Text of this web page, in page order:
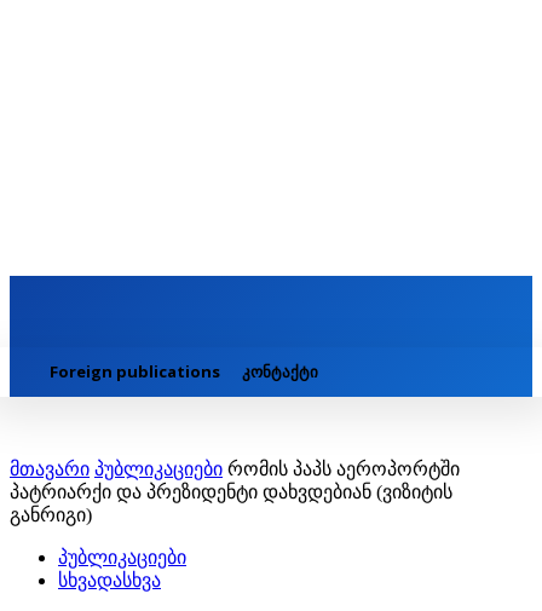
Foreign publications კონტაქტი
მთავარი პუბლიკაციები რომის პაპს აეროპორტში
პატრიარქი და პრეზიდენტი დახვდებიან (ვიზიტის
განრიგი)
პუბლიკაციები
სხვადასხვა